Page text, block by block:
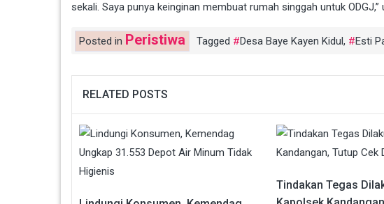
sekali. Saya punya keinginan membuat rumah singgah untuk
Posted in Peristiwa Tagged Desa Baye Kayen Kidul, Esti
RELATED POSTS
Tindakan Tegas